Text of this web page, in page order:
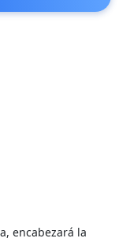
encabezará la